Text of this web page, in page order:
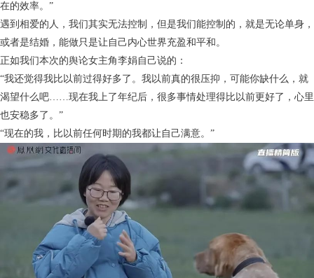
在的效率。”
遇到相爱的人，我们其实无法控制，但是我们能控制的，就是无论单身，
或者是结婚，能做只是让自己内心世界充盈和平和。
正如我们本次的舆论女主角李娟自己说的：
“我还觉得我比以前过得好多了。我以前真的很压抑，可能你缺什么，就
渴望什么吧……现在我上了年纪后，很多事情处理得比以前更好了，心里
也安稳多了。”
“现在的我，比以前任何时期的我都让自己满意。”